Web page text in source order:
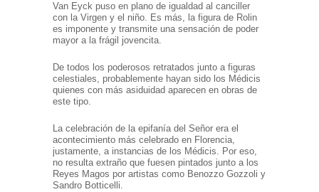
Van Eyck puso en plano de igualdad al canciller
con la Virgen y el niño. Es más, la figura de Rolin
es imponente y transmite una sensación de poder
mayor a la frágil jovencita.
De todos los poderosos retratados junto a figuras
celestiales, probablemente hayan sido los Médicis
quienes con más asiduidad aparecen en obras de
este tipo.
La celebración de la epifanía del Señor era el
acontecimiento más celebrado en Florencia,
justamente, a instancias de los Médicis. Por eso,
no resulta extraño que fuesen pintados junto a los
Reyes Magos por artistas como Benozzo Gozzoli y
Sandro Botticelli.